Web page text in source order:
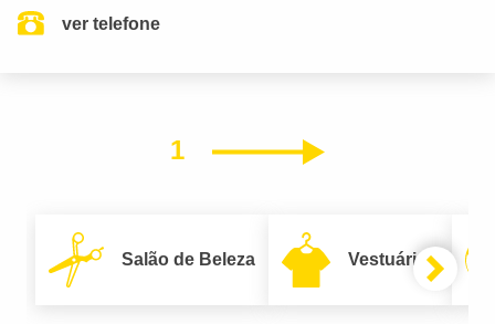
ver telefone
1 Próximo
Salão de Beleza Vestuário